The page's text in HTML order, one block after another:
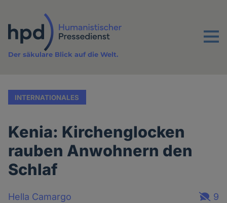
Inhalt
Menu
Der säkulare Blick auf die Welt.
INTERNATIONALES
Kenia: Kirchenglocken
rauben Anwohnern den
Schlaf
Hella Camargo
9